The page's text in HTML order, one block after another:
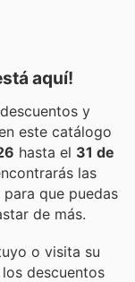
aquí!
y
este catálogo
hasta el 31 de
las
para que puedas
de más.
o visita su
descuentos